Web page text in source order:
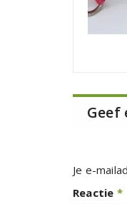
Geef
Je e-
Reactie *